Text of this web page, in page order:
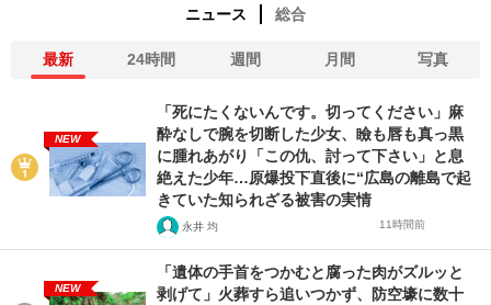
ニュース 総合
最新 24時間 週間 月間 写真
NEW
「死にたくないんです。切ってください」麻
酔なしで腕を切断した少女、瞼も唇も真っ黒
に腫れあがり「この仇、討って下さい」と息
絶えた少年…原爆投下直後に“広島の離島で起
きていた知られざる被害の実情
永井 均 11時間前
NEW
「遺体の手首をつかむと腐った肉がズルッと
剥げて」火葬すら追いつかず、防空壕に数十